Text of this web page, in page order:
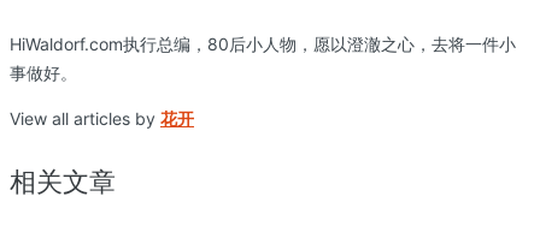
HiWaldorf.com执行总编，80后小人物，愿以澄澈之心，去将一件小
事做好。
View all articles by 花开
相关文章